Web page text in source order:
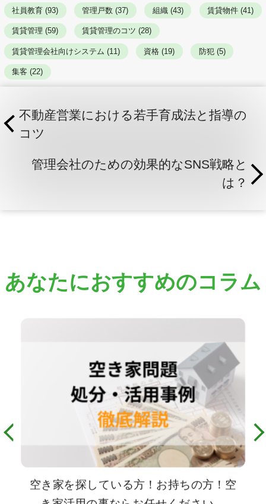
社員教育 (93) 管理戸数 (37) 組織 (43) 賃貸物件 (41)
賃貸管理 (59) 賃貸管理のコツ (28)
賃貸管理会社向けシステム (11) 資格 (19) 防犯 (5)
集客 (22)
不動産営業における若手育成法と指導の
コツ
管理会社のための効果的なSNS戦略と
は？
あなたにおすすめのコラム
空き家を探している方！お持ちの方！空